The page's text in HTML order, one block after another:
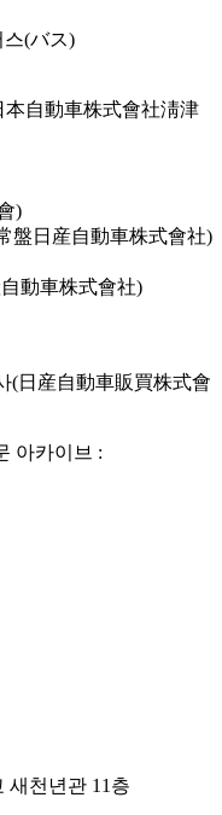
(バス)
自動車株式會社淸津
)
盤日産自動車株式會社)
動車株式會社)
(日産自動車販買株式會
아카이브 :
새천년관 11층